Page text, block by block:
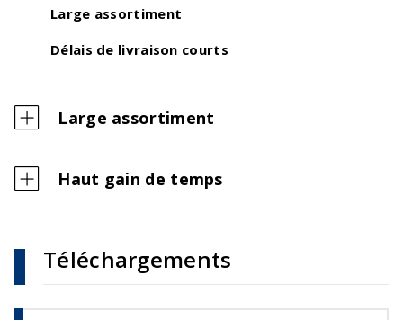
Large assortiment
Délais de livraison courts
Large assortiment
Haut gain de temps
Téléchargements